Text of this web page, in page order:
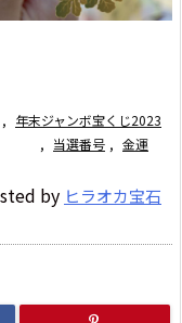
, 年末ジャンボ宝くじ2023
, 当選番号 , 金運
by ヒラオカ宝石